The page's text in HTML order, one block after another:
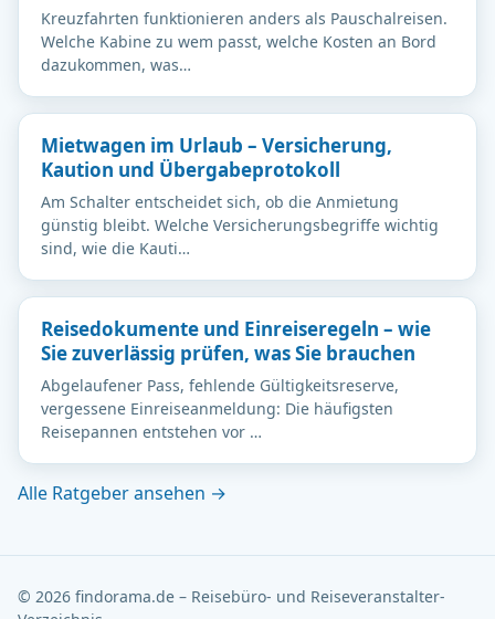
Kreuzfahrten funktionieren anders als Pauschalreisen.
Welche Kabine zu wem passt, welche Kosten an Bord
dazukommen, was…
Mietwagen im Urlaub – Versicherung,
Kaution und Übergabeprotokoll
Am Schalter entscheidet sich, ob die Anmietung
günstig bleibt. Welche Versicherungsbegriffe wichtig
sind, wie die Kauti…
Reisedokumente und Einreiseregeln – wie
Sie zuverlässig prüfen, was Sie brauchen
Abgelaufener Pass, fehlende Gültigkeitsreserve,
vergessene Einreiseanmeldung: Die häufigsten
Reisepannen entstehen vor …
Alle Ratgeber ansehen →
© 2026 findorama.de – Reisebüro- und Reiseveranstalter-